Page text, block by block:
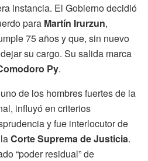
instancia. El Gobierno decidió
para Martín Irurzun,
75 años y que, sin nuevo
su cargo. Su salida marca
Py.
de los hombres fuertes de la
influyó en criterios
y fue interlocutor de
Corte Suprema de Justicia.
“poder residual” de